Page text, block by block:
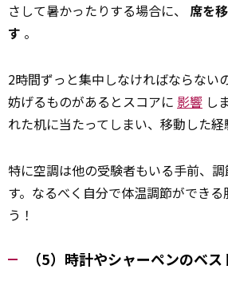
さして暑かったりする場合に、 席を
す 。
2時間ずっと集中しなければならない
妨げるものがあるとスコアに 影響 し
れた机に当たってしまい、移動した経
特に空調は他の受験者もいる手前、
す。なるべく自分で体温調節ができる
う！
（5）時計やシャーペンのベ